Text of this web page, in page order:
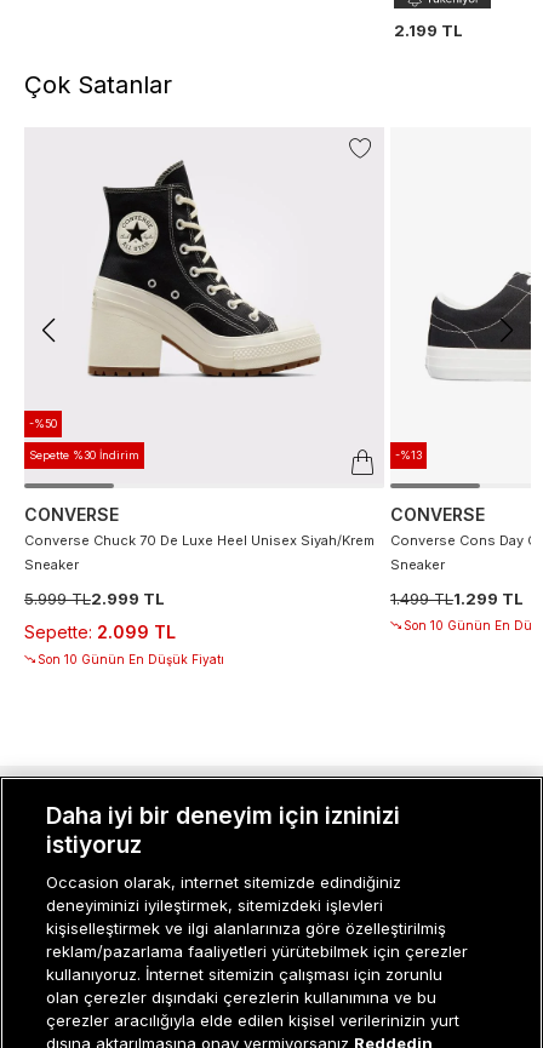
2.199 TL
Çok Satanlar
-%50
Sepette %30 İndirim
CONVERSE
Converse Chuck 70 De Luxe Heel Unisex Siyah/Krem
Sneaker
5.999 TL2.999 TL
Sepette: 2.099 TL
Son 10 Günün En Düşük Fiyatı
-%13
CONVERSE
Converse Cons Day
Sneaker
1.499 TL1.299 TL
Son 10 Günün En
MÜŞTERI İLIŞKILERI
KURUMSAL
KADIN KATEGORILER
GRUP MARKALAR
ERKEK KATEGORILER
Daha iyi bir deneyim için izninizi
istiyoruz
Occasion olarak, internet sitemizde edindiğiniz
deneyiminizi iyileştirmek, sitemizdeki işlevleri
kişiselleştirmek ve ilgi alanlarınıza göre özelleştirilmiş
reklam/pazarlama faaliyetleri yürütebilmek için çerezler
kullanıyoruz. İnternet sitemizin çalışması için zorunlu
olan çerezler dışındaki çerezlerin kullanımına ve bu
çerezler aracılığıyla elde edilen kişisel verilerinizin yurt
dışına aktarılmasına onay vermiyorsanız Reddedin